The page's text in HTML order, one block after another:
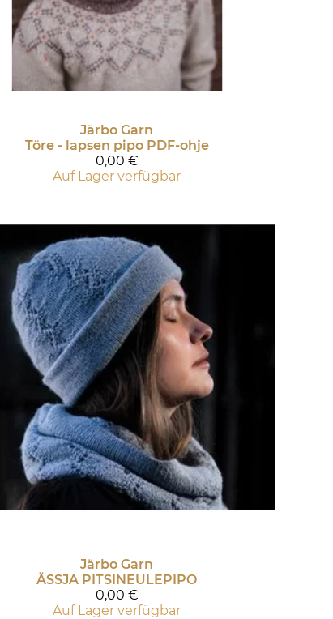
Järbo Garn
Töre - lapsen pipo PDF-ohje
0,00 €
Auf Lager verfügbar
Järbo Garn
ÄSSJA PITSINEULEPIPO
0,00 €
Auf Lager verfügbar